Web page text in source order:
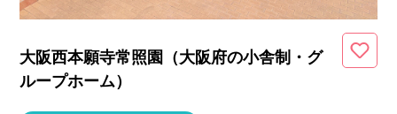
大阪西本願寺常照園（大阪府の小舎制・グ
ループホーム）